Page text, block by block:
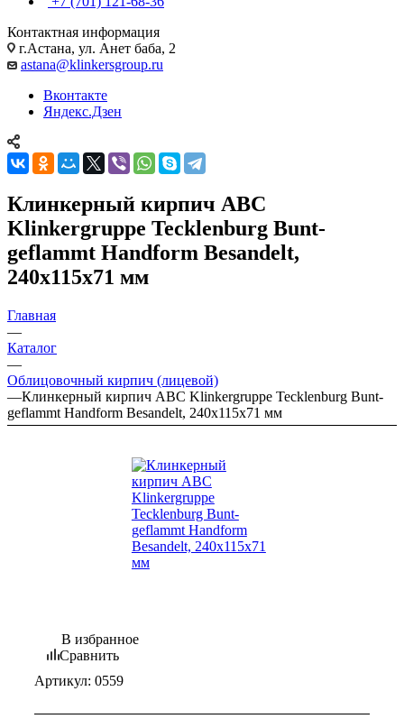
Контактная информация
г.Астана, ул. Анет баба, 2
astana@klinkersgroup.ru
Вконтакте
Яндекс.Дзен
Клинкерный кирпич ABC
Klinkergruppe Tecklenburg Bunt-
geflammt Handform Besandelt,
240х115х71 мм
Главная
—
Каталог
—
Облицовочный кирпич (лицевой)
—Клинкерный кирпич ABC Klinkergruppe Tecklenburg Bunt-
geflammt Handform Besandelt, 240х115х71 мм
В избранное
Сравнить
Артикул: 0559